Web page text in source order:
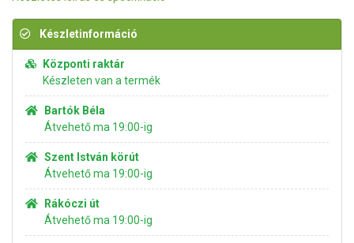
Készletinformáció
Központi raktár
Készleten van a termék
Bartók Béla
Átvehető ma 19:00-ig
Szent István körút
Átvehető ma 19:00-ig
Rákóczi út
Átvehető ma 19:00-ig